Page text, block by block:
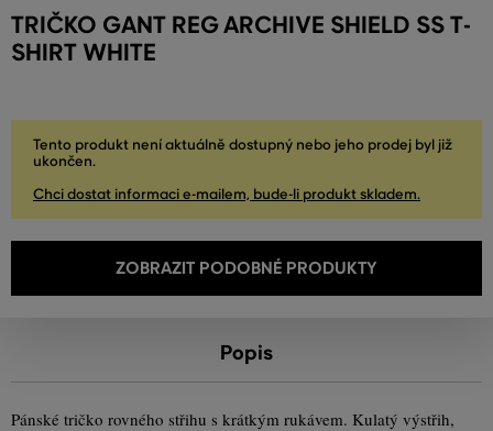
TRIČKO GANT REG ARCHIVE SHIELD SS T-
SHIRT WHITE
Tento produkt není aktuálně dostupný nebo jeho prodej byl již
ukončen.
Chci dostat informaci e-mailem, bude-li produkt skladem.
ZOBRAZIT PODOBNÉ PRODUKTY
Popis
Pánské tričko rovného střihu s krátkým rukávem. Kulatý výstřih,